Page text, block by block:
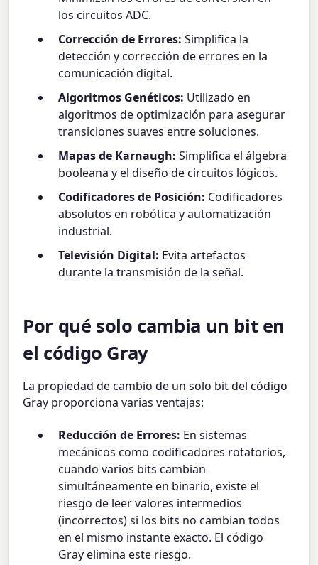
los circuitos ADC.
Corrección de Errores: Simplifica la
detección y corrección de errores en la
comunicación digital.
Algoritmos Genéticos: Utilizado en
algoritmos de optimización para asegurar
transiciones suaves entre soluciones.
Mapas de Karnaugh: Simplifica el álgebra
booleana y el diseño de circuitos lógicos.
Codificadores de Posición: Codificadores
absolutos en robótica y automatización
industrial.
Televisión Digital: Evita artefactos
durante la transmisión de la señal.
Por qué solo cambia un bit en
el código Gray
La propiedad de cambio de un solo bit del código
Gray proporciona varias ventajas:
Reducción de Errores: En sistemas
mecánicos como codificadores rotatorios,
cuando varios bits cambian
simultáneamente en binario, existe el
riesgo de leer valores intermedios
(incorrectos) si los bits no cambian todos
en el mismo instante exacto. El código
Gray elimina este riesgo.